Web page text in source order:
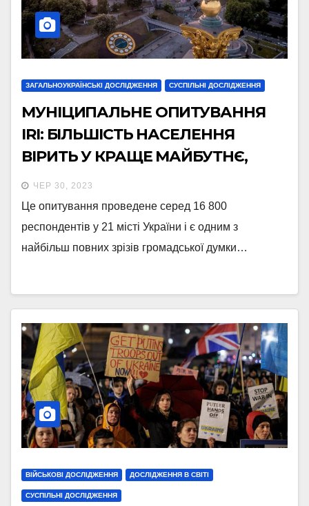
ЗАГАЛЬНОУКРАЇНСЬКІ ДОСЛІДЖЕННЯ СУСПІЛЬНІ ДОСЛІДЖЕННЯ
МУНІЦИПАЛЬНЕ ОПИТУВАННЯ
IRI: БІЛЬШІСТЬ НАСЕЛЕННЯ
ВІРИТЬ У КРАЩЕ МАЙБУТНЄ,
СХВАЛЮЄ ЯКІСТЬ ПОСЛУГ
МІСЦЕВОЇ ВЛАДИ ТА НЕ ПЛАНУЄ
ПОКИДАТИ СВОЇ МІСТА
ЧЕР 30, 2023
Це опитування проведене серед 16 800
респондентів у 21 місті України і є одним з
найбільш повних зрізів громадської думки…
ВІЙСЬКОВІ ДОСЛІДЖЕННЯ ДОСЛІДЖЕННЯ В СВІТІ
СУСПІЛЬНІ ДОСЛІДЖЕННЯ